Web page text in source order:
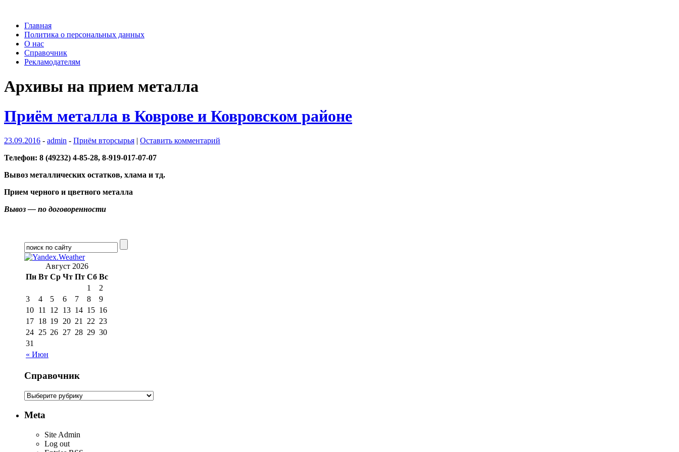
Главная
Политика о персональных данных
О нас
Справочник
Рекламодателям
Архивы на прием металла
Приём металла в Коврове и Ковровском районе
23.09.2016 - admin - Приём вторсырья | Оставить комментарий
Телефон: 8 (49232) 4-85-28, 8-919-017-07-07
Вывоз металлических остатков, хлама и тд.
Прием черного и цветного металла
Вывоз — по договоренности
Август 2026
Пн Вт Ср Чт Пт Сб Вс
« Июн
1
2
3
4 5 6 7 8
9
10 11 12 13 14 15 16
17 18 19 20 21 22 23
24 25 26 27 28 29 30
31
Справочник
Meta
Site Admin
Log out